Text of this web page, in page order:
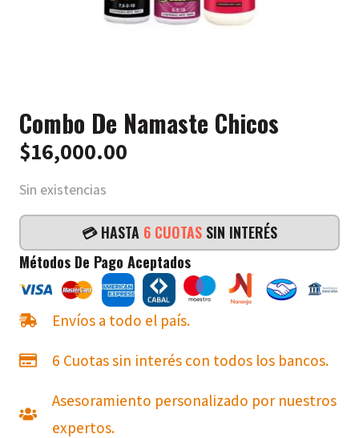
Combo De Namaste Chicos
$16,000.00
Sin existencias
💳 HASTA 6 CUOTAS SIN INTERÉS
Métodos De Pago Aceptados
Envíos a todo el país.
6 Cuotas sin interés con todos los bancos.
Asesoramiento personalizado por nuestros
expertos.